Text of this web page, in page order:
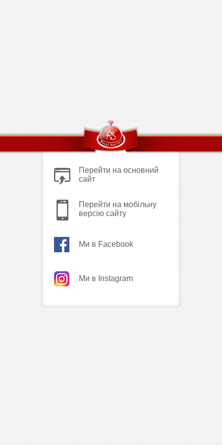
Перейти на основний
сайт
Перейти на мобільну
версію сайту
Ми в Facebook
Ми в Instagram